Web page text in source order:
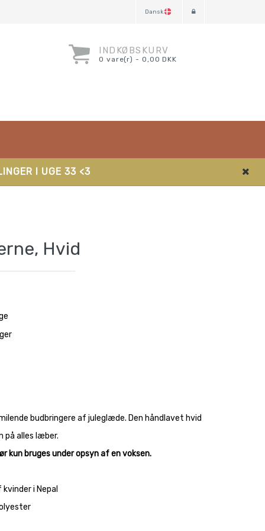
Dansk
INDKØBSKURV
0 vare(r) - 0,00 DKK
I UGE 33 <3
Hvid
budbringere af juleglæde. Den håndlavet hvid
på alles læber.
kun bruges under opsyn af en voksen.
i Nepal